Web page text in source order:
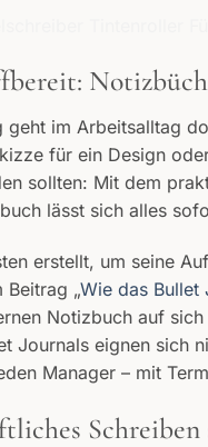
geht im Arbeitsalltag
für ein Design
sollten: Mit dem
lässt sich alles
erstellt, um seine
Beitrag „Wie das Bullet
Notizbuch auf
Journals eignen sich
Manager – mit
Schreiben